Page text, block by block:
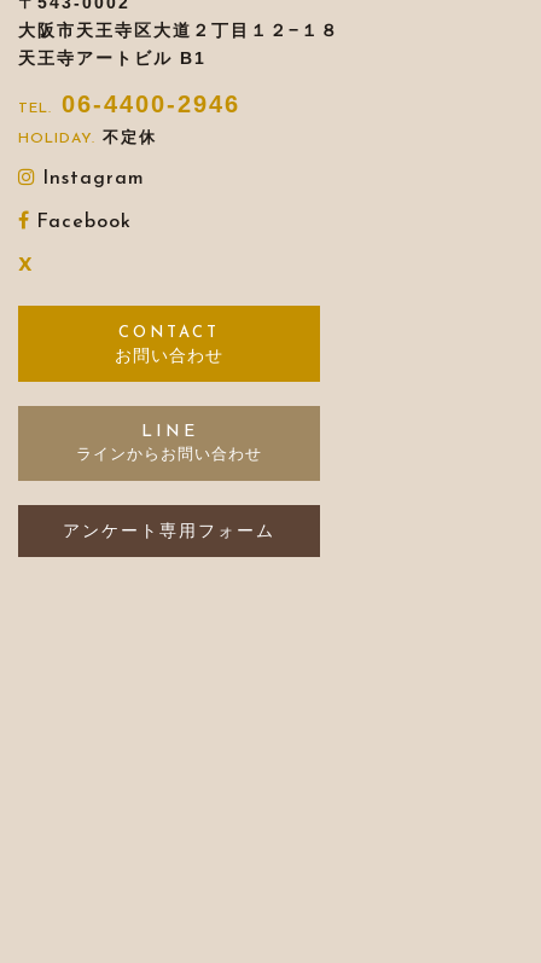
大阪市天王寺区大道２丁目１２−１８
天王寺アートビル B1
06-4400-2946
不定休
Instagram
Facebook
X
お問い合わせ
LINE
アンケート専用フォーム